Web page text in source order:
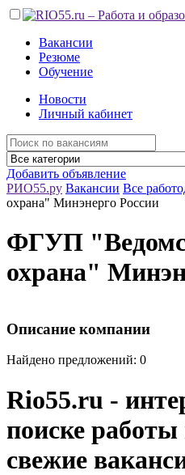
Вакансии
Резюме
Обучение
Новости
Личный кабинет
Добавить объявление
РИО55.ру Вакансии Все
охрана" Минэнерго России
ФГУП
охрана"
Описание компании
Найдено предложений: 0
Rio55.ru -
поиске
свежие